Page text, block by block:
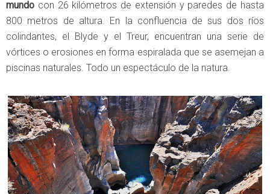
mundo con 26 kilómetros de extensión y paredes de hasta
800 metros de altura. En la confluencia de sus dos ríos
colindantes, el Blyde y el Treur, encuentran una serie de
vórtices o erosiones en forma espiralada que se asemejan a
piscinas naturales. Todo un espectáculo de la natura.